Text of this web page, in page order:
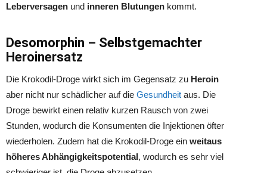
Leberversagen und inneren Blutungen kommt.
Desomorphin – Selbstgemachter
Heroinersatz
Die Krokodil-Droge wirkt sich im Gegensatz zu Heroin
aber nicht nur schädlicher auf die Gesundheit aus. Die
Droge bewirkt einen relativ kurzen Rausch von zwei
Stunden, wodurch die Konsumenten die Injektionen öfter
wiederholen. Zudem hat die Krokodil-Droge ein weitaus
höheres Abhängigkeitspotential, wodurch es sehr viel